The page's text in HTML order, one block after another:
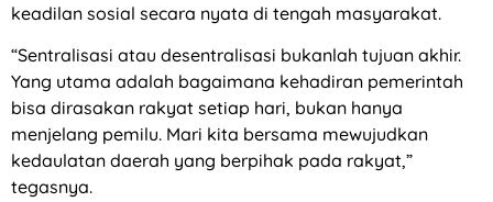
keadilan sosial secara nyata di tengah masyarakat.
“Sentralisasi atau desentralisasi bukanlah tujuan akhir.
Yang utama adalah bagaimana kehadiran pemerintah
bisa dirasakan rakyat setiap hari, bukan hanya
menjelang pemilu. Mari kita bersama mewujudkan
kedaulatan daerah yang berpihak pada rakyat,”
tegasnya.